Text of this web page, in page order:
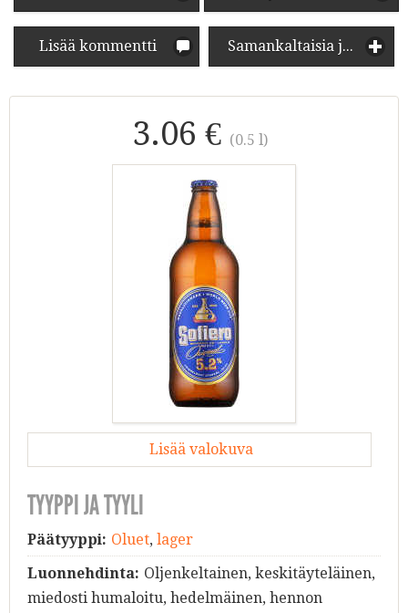
Lisää kommentti Samankaltaisia juomia
3.06 € (0.5 l)
Lisää valokuva
TYYPPI JA TYYLI
Päätyyppi: Oluet, lager
Luonnehdinta: Oljenkeltainen, keskitäyteläinen,
miedosti humaloitu, hedelmäinen, hennon